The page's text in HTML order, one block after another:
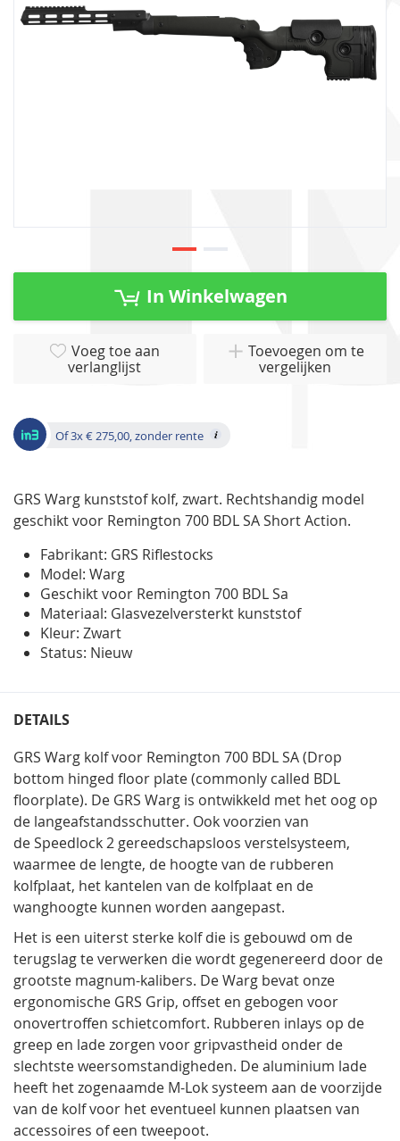
Ga
In Winkelwagen
Voeg toe aan
verlanglijst
Toevoegen om te
vergelijken
Of 3x € 275,00, zonder rente
GRS Warg kunststof kolf, zwart. Rechtshandig model
geschikt voor Remington 700 BDL SA Short Action.
Fabrikant: GRS Riflestocks
Model: Warg
Geschikt voor Remington 700 BDL Sa
Materiaal: Glasvezelversterkt kunststof
Kleur: Zwart
Status: Nieuw
DETAILS
GRS Warg kolf voor Remington 700 BDL SA (Drop
bottom hinged floor plate (commonly called BDL
floorplate). De GRS Warg is ontwikkeld met het oog op
de langeafstandsschutter. Ook voorzien van
de Speedlock 2 gereedschapsloos verstelsysteem,
waarmee de lengte, de hoogte van de rubberen
kolfplaat, het kantelen van de kolfplaat en de
wanghoogte kunnen worden aangepast.
Het is een uiterst sterke kolf die is gebouwd om de
terugslag te verwerken die wordt gegenereerd door de
grootste magnum-kalibers. De Warg bevat onze
ergonomische GRS Grip, offset en gebogen voor
onovertroffen schietcomfort. Rubberen inlays op de
greep en lade zorgen voor gripvastheid onder de
slechtste weersomstandigheden. De aluminium lade
heeft het zogenaamde M-Lok systeem aan de voorzijde
van de kolf voor het eventueel kunnen plaatsen van
accessoires of een tweepoot.